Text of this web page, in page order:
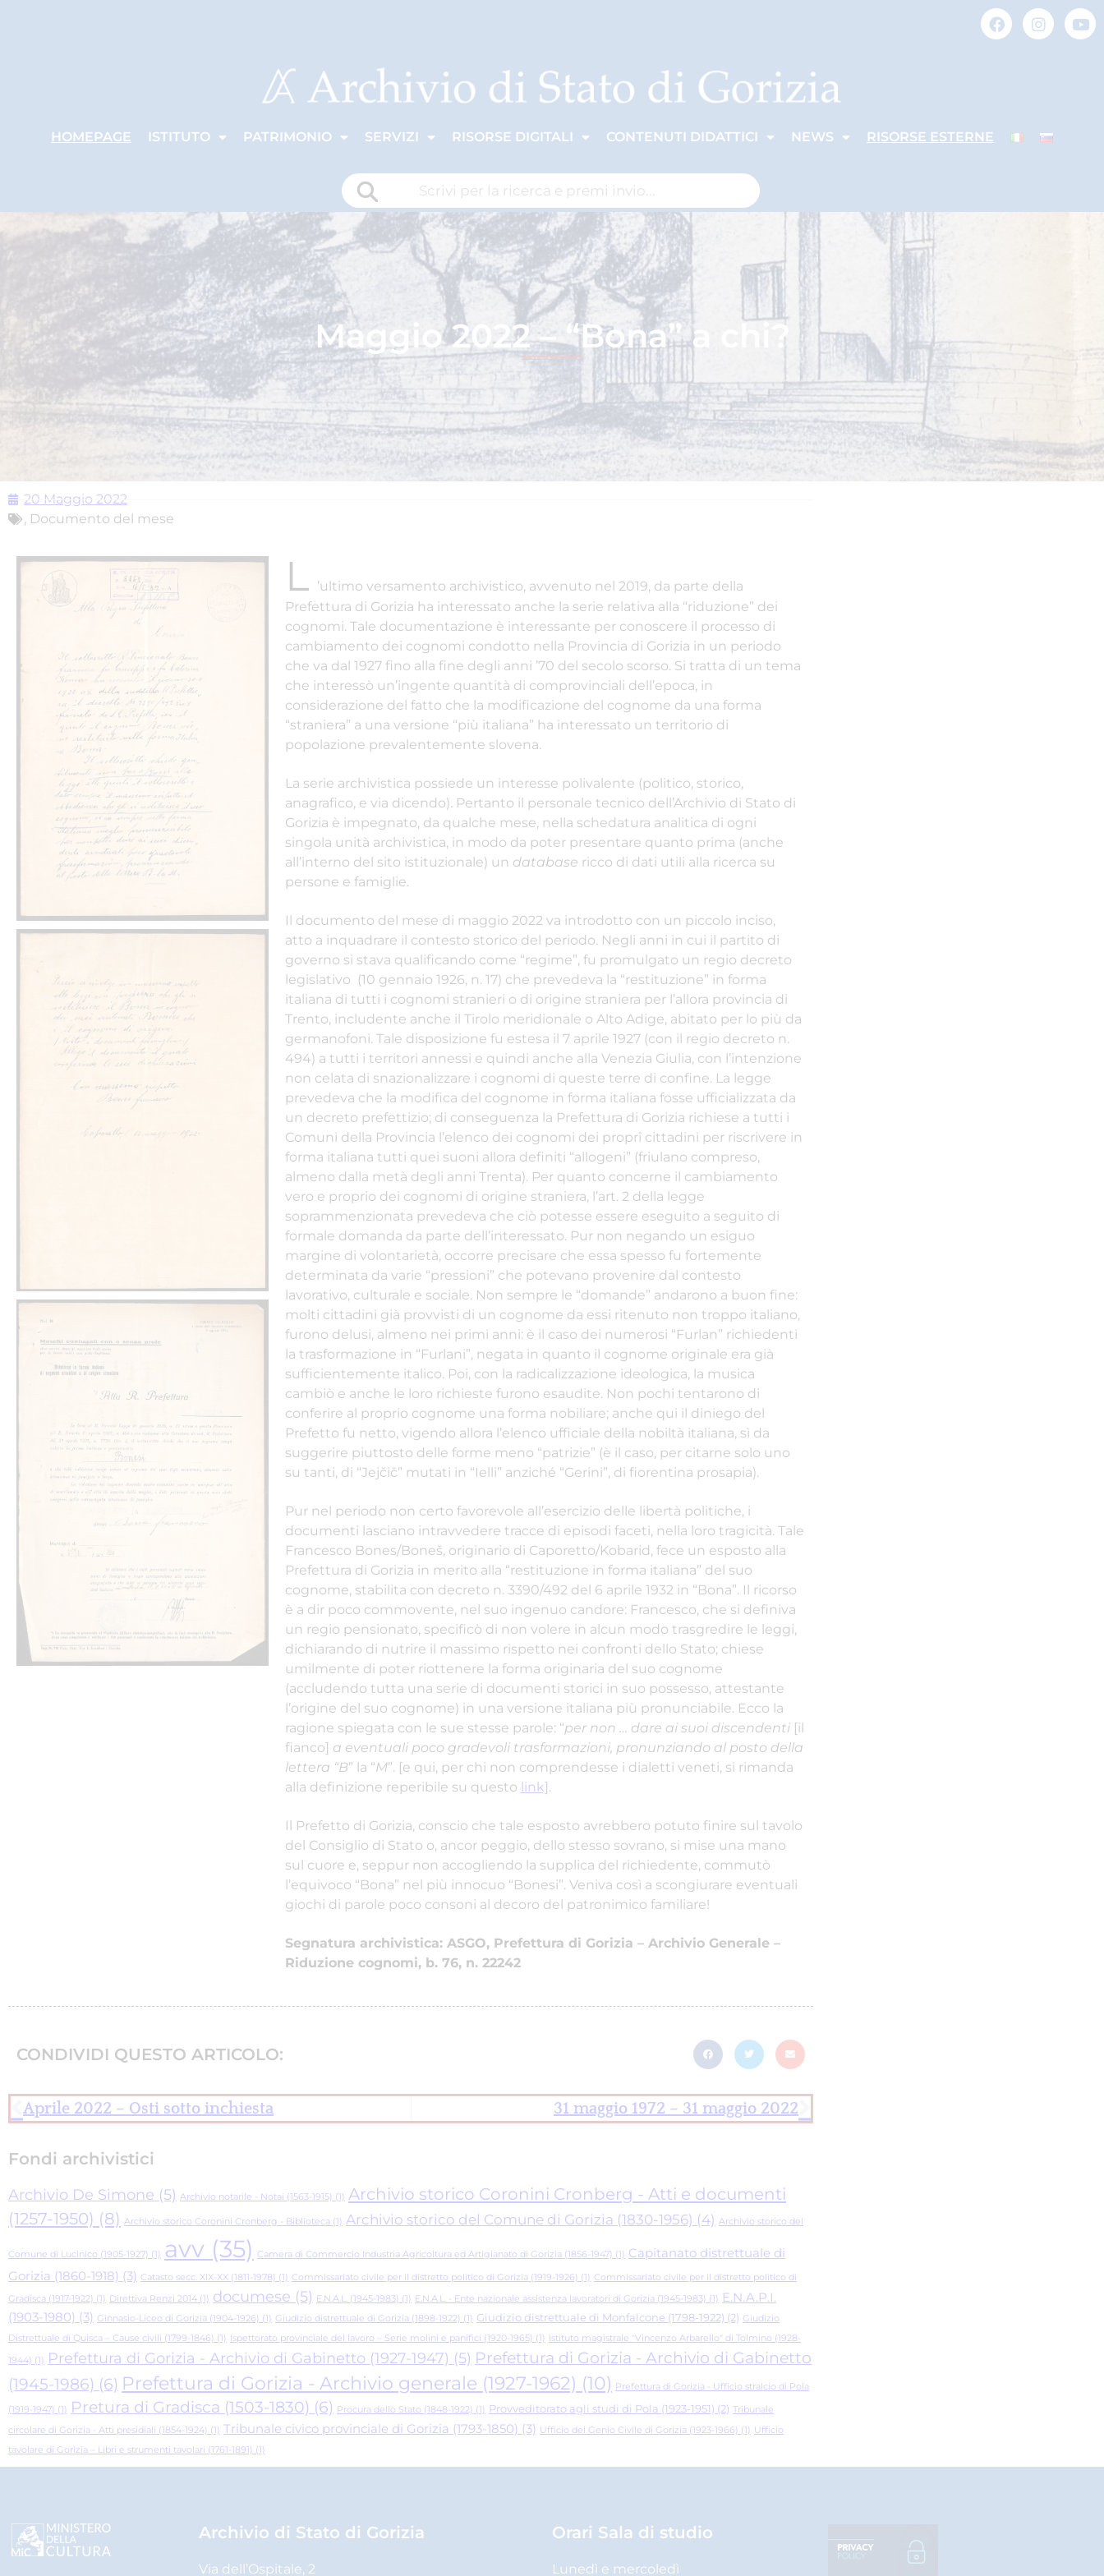
HOMEPAGE ISTITUTO PATRIMONIO SERVIZI RISORSE DIGITALI CONTENUTI DIDATTICI NEWS RISORSE ESTERNE
Maggio 2022 – “Bona” a chi?
20 Maggio 2022
, Documento del mese
L ’ultimo versamento archivistico, avvenuto nel 2019, da parte della
Prefettura di Gorizia ha interessato anche la serie relativa alla “riduzione” dei
cognomi. Tale documentazione è interessante per conoscere il processo di
cambiamento dei cognomi condotto nella Provincia di Gorizia in un periodo
che va dal 1927 fino alla fine degli anni ’70 del secolo scorso. Si tratta di un tema
che interessò un’ingente quantità di comprovinciali dell’epoca, in
considerazione del fatto che la modificazione del cognome da una forma
“straniera” a una versione “più italiana” ha interessato un territorio di
popolazione prevalentemente slovena.
La serie archivistica possiede un interesse polivalente (politico, storico,
anagrafico, e via dicendo). Pertanto il personale tecnico dell’Archivio di Stato di
Gorizia è impegnato, da qualche mese, nella schedatura analitica di ogni
singola unità archivistica, in modo da poter presentare quanto prima (anche
all’interno del sito istituzionale) un database ricco di dati utili alla ricerca su
persone e famiglie.
Il documento del mese di maggio 2022 va introdotto con un piccolo inciso,
atto a inquadrare il contesto storico del periodo. Negli anni in cui il partito di
governo si stava qualificando come “regime”, fu promulgato un regio decreto
legislativo (10 gennaio 1926, n. 17) che prevedeva la “restituzione” in forma
italiana di tutti i cognomi stranieri o di origine straniera per l’allora provincia di
Trento, includente anche il Tirolo meridionale o Alto Adige, abitato per lo più da
germanofoni. Tale disposizione fu estesa il 7 aprile 1927 (con il regio decreto n.
494) a tutti i territori annessi e quindi anche alla Venezia Giulia, con l’intenzione
non celata di snazionalizzare i cognomi di queste terre di confine. La legge
prevedeva che la modifica del cognome in forma italiana fosse ufficializzata da
un decreto prefettizio; di conseguenza la Prefettura di Gorizia richiese a tutti i
Comuni della Provincia l’elenco dei cognomi dei proprî cittadini per riscrivere in
forma italiana tutti quei suoni allora definiti “allogeni” (friulano compreso,
almeno dalla metà degli anni Trenta). Per quanto concerne il cambiamento
vero e proprio dei cognomi di origine straniera, l’art. 2 della legge
soprammenzionata prevedeva che ciò potesse essere eseguito a seguito di
formale domanda da parte dell’interessato. Pur non negando un esiguo
margine di volontarietà, occorre precisare che essa spesso fu fortemente
determinata da varie “pressioni” che potevano provenire dal contesto
lavorativo, culturale e sociale. Non sempre le “domande” andarono a buon fine:
molti cittadini già provvisti di un cognome da essi ritenuto non troppo italiano,
furono delusi, almeno nei primi anni: è il caso dei numerosi “Furlan” richiedenti
la trasformazione in “Furlani”, negata in quanto il cognome originale era già
sufficientemente italico. Poi, con la radicalizzazione ideologica, la musica
cambiò e anche le loro richieste furono esaudite. Non pochi tentarono di
conferire al proprio cognome una forma nobiliare; anche qui il diniego del
Prefetto fu netto, vigendo allora l’elenco ufficiale della nobiltà italiana, sì da
suggerire piuttosto delle forme meno “patrizie” (è il caso, per citarne solo uno
su tanti, di “Jejčič” mutati in “Ielli” anziché “Gerini”, di fiorentina prosapia).
Pur nel periodo non certo favorevole all’esercizio delle libertà politiche, i
documenti lasciano intravvedere tracce di episodi faceti, nella loro tragicità. Tale
Francesco Bones/Boneš, originario di Caporetto/Kobarid, fece un esposto alla
Prefettura di Gorizia in merito alla “restituzione in forma italiana” del suo
cognome, stabilita con decreto n. 3390/492 del 6 aprile 1932 in “Bona”. Il ricorso
è a dir poco commovente, nel suo ingenuo candore: Francesco, che si definiva
un regio pensionato, specificò di non volere in alcun modo trasgredire le leggi,
dichiarando di nutrire il massimo rispetto nei confronti dello Stato; chiese
umilmente di poter riottenere la forma originaria del suo cognome
(accludendo tutta una serie di documenti storici in suo possesso, attestante
l’origine del suo cognome) in una versione italiana più pronunciabile. Ecco la
ragione spiegata con le sue stesse parole: “per non … dare ai suoi discendenti[il
fianco] a eventuali poco gradevoli trasformazioni, pronunziando al posto della
lettera “B” la “M”. [e qui, per chi non comprendesse i dialetti veneti, si rimanda
alla definizione reperibile su questo link] .
Il Prefetto di Gorizia, conscio che tale esposto avrebbero potuto finire sul tavolo
del Consiglio di Stato o, ancor peggio, dello stesso sovrano, si mise una mano
sul cuore e, seppur non accogliendo la supplica del richiedente, commutò
l’equivoco “Bona” nel più innocuo “Bonesi”. Veniva così a scongiurare eventuali
giochi di parole poco consoni al decoro del patronimico familiare!
Segnatura archivistica: ASGO, Prefettura di Gorizia – Archivio Generale –
Riduzione cognomi, b. 76, n. 22242
CONDIVIDI QUESTO ARTICOLO:
Aprile 2022 – Osti sotto inchiesta 31 maggio 1972 – 31 maggio 2022
Fondi archivistici
Archivio De Simone (5) Archivio notarile - Notai (1563-1915) (1)
Archivio storico Coronini Cronberg - Atti e documenti
(1257-1950) (8) Archivio storico Coronini Cronberg - Biblioteca (1) Archivio storico del Comune di Gorizia (1830-1956) (4) Archivio storico del
Comune di Lucinico (1905-1927) (1) avv (35) Camera di Commercio Industria Agricoltura ed Artigianato di Gorizia (1856-1947) (1)
Capitanato distrettuale di
Gorizia (1860-1918) (3) Catasto secc. XIX-XX (1811-1978) (1) Commissariato civile per il distretto politico di Gorizia (1919-1926) (1)
Commissariato civile per il distretto politico di
Gradisca (1917-1922)
(1) Direttiva Renzi 2014 (1) documese (5) E.N.A.L. (1945-1983) (1) E.N.A.L. - Ente nazionale assistenza lavoratori di Gorizia (1945-1983) (1)
E.N.A.P.I.
(1903-1980) (3) Ginnasio-Liceo di Gorizia (1904-1926) (1) Giudizio distrettuale di Gorizia (1898-1922) (1) Giudizio distrettuale di Monfalcone (1798-1922) (2) Giudizio
Distrettuale di Quisca – Cause civili (1799-1846)
(1) Ispettorato provinciale del lavoro – Serie molini e panifici (1920-1965) (1) Istituto magistrale "Vincenzo Arbarello" di Tolmino (1928-
1944) (1) Prefettura di Gorizia - Archivio di Gabinetto (1927-1947) (5) Prefettura di Gorizia - Archivio di Gabinetto
(1945-1986) (6) Prefettura di Gorizia - Archivio generale (1927-1962) (10) Prefettura di Gorizia - Ufficio stralcio di Pola
(1919-1947) (1) Pretura di Gradisca (1503-1830) (6) Procura dello Stato (1848-1922) (1) Provveditorato agli studi di Pola (1923-1951) (2) Tribunale
circolare di Gorizia - Atti presidiali (1854-1924)
(1) Tribunale civico provinciale di Gorizia (1793-1850) (3) Ufficio del Genio Civile di Gorizia (1923-1966) (1)
Ufficio
tavolare di Gorizia – Libri e strumenti tavolari (1761-1891)
(1)
Archivio di Stato di Gorizia
Via dell’Ospitale, 2
Orari Sala di studio
Lunedì e mercoledì